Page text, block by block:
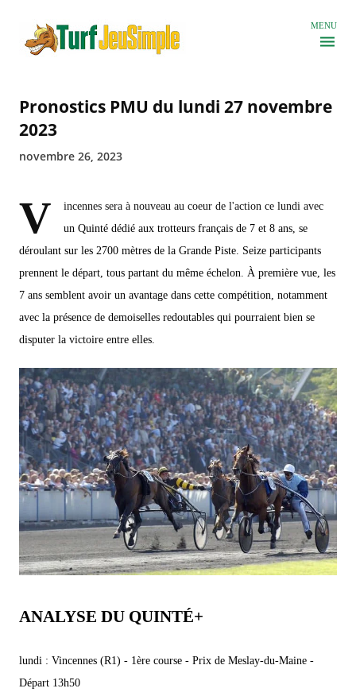
MENU
Pronostics PMU du lundi 27 novembre
2023
novembre 26, 2023
V
incennes sera à nouveau au coeur de l'action ce lundi avec
un Quinté dédié aux trotteurs français de 7 et 8 ans, se
déroulant sur les 2700 mètres de la Grande Piste. Seize participants
prennent le départ, tous partant du même échelon. À première vue, les
7 ans semblent avoir un avantage dans cette compétition, notamment
avec la présence de demoiselles redoutables qui pourraient bien se
disputer la victoire entre elles.
ANALYSE DU QUINTÉ+
lundi : Vincennes (R1) - 1ère course - Prix de Meslay-du-Maine -
Départ 13h50